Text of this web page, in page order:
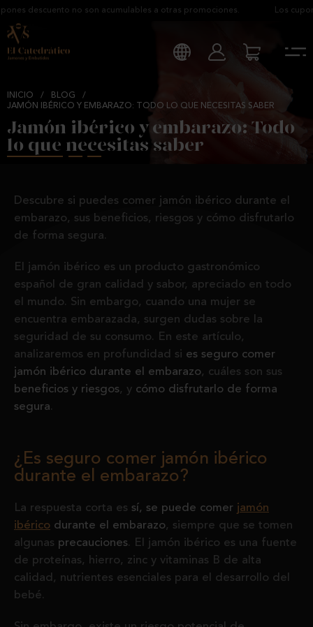
no son acumulables a otras promociones. Los cupones
INICIO / BLOG
/
JAMÓN IBÉRICO Y EMBARAZO: TODO LO QUE NECESITAS SABER
Jamón ibérico y embarazo: Todo
lo que necesitas saber
Descubre si puedes comer jamón ibérico durante el
embarazo, sus beneficios, riesgos y cómo disfrutarlo
de forma segura.
El jamón ibérico es un producto gastronómico
español de gran calidad y sabor, apreciado en todo
el mundo. Sin embargo, cuando una mujer se
encuentra embarazada, surgen dudas sobre la
seguridad de su consumo. En este artículo,
analizaremos en profundidad si es seguro comer
jamón ibérico durante el embarazo, cuáles son sus
beneficios y riesgos, y cómo disfrutarlo de forma
segura.
¿Es seguro comer jamón ibérico
durante el embarazo?
La respuesta corta es sí, se puede comer jamón
ibérico durante el embarazo, siempre que se tomen
algunas precauciones. El jamón ibérico es una fuente
de proteínas, hierro, zinc y vitaminas B de alta
calidad, nutrientes esenciales para el desarrollo del
bebé.